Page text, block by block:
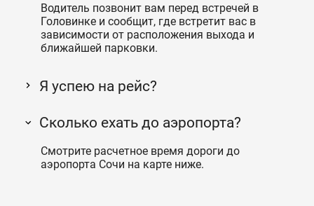
Водитель позвонит вам перед встречей в
Головинке и сообщит, где встретит вас в
зависимости от расположения выхода и
ближайшей парковки.
Я успею на рейс?
Сколько ехать до аэропорта?
Смотрите расчетное время дороги до
аэропорта Сочи на карте ниже.